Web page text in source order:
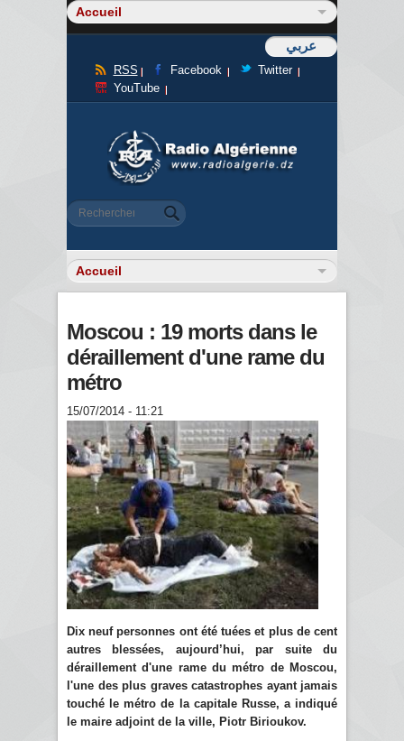
عربي
RSS Facebook
Twitter
YouTube
Formulaire de recherche
Rechercher
Moscou : 19 morts dans le
déraillement d'une rame du
métro
15/07/2014 - 11:21
Dix neuf personnes ont été tuées et plus de cent
autres blessées, aujourd’hui, par suite du
déraillement d'une rame du métro de Moscou,
l'une des plus graves catastrophes ayant jamais
touché le métro de la capitale Russe, a indiqué
le maire adjoint de la ville, Piotr Birioukov.